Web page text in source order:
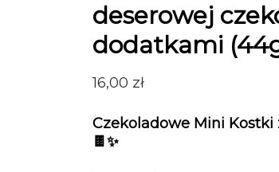
deserowej
dodatkami
16,00 zł
Czekoladowe Mini
🍫✨